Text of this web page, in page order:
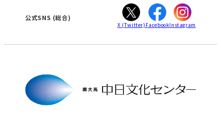
大垣
津
公式SNS (総合)
X (Twitter) FacebookInstagram